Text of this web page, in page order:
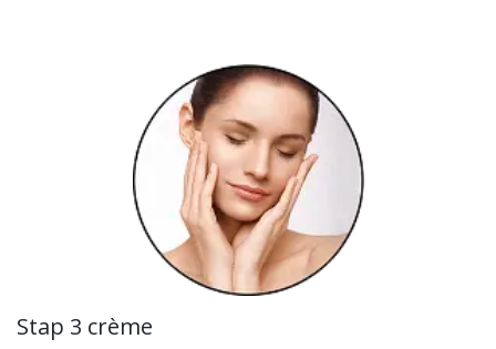
Stap 3 crème